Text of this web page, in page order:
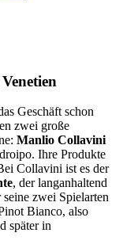
Geschäft schon
zwei große
Manlio Collavini
Ihre Produkte
Collavini ist es der
, der langanhaltend
zwei Spielarten
Bianco, also
später in